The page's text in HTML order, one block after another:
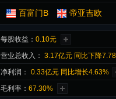
百富门B 帝亚吉欧
每股收益： 0.10元
营业总收入： 3.17亿元 同比下降
净利润：
0.33亿元 同比增长4.63%
毛利率： 67.30%